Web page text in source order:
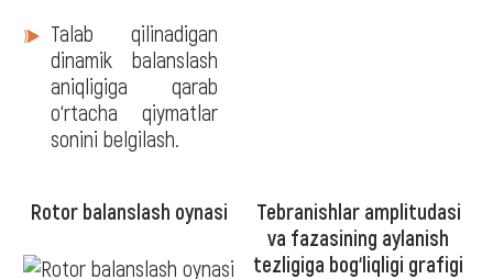
Talab qilinadigan
dinamik balanslash
aniqligiga qarab
o‘rtacha qiymatlar
sonini belgilash.
Rotor balanslash oynasi
Tebranishlar amplitudasi
va fazasining aylanish
tezligiga bog‘liqligi grafigi